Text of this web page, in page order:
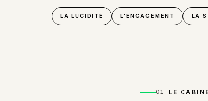
LA LUCIDITÉ L'ENGAGEMENT LA
01 LE